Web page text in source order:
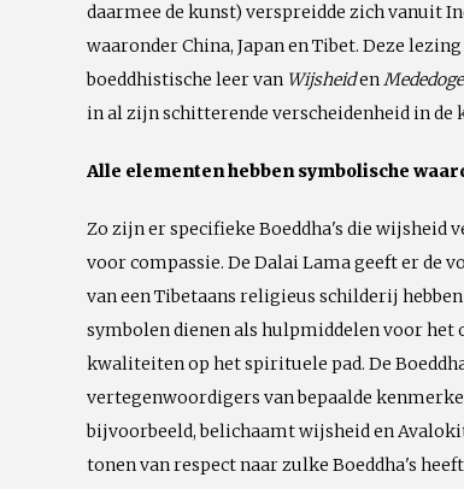
daarmee de kunst) verspreidde zich vanuit
waaronder China, Japan en Tibet. Deze
boeddhistische leer van Wijsheiden
in al zijn schitterende verscheidenheid in de
Alle elementen hebben symbolische
Zo zijn er specifieke Boeddha's die wijsheid
voor compassie. De Dalai Lama geeft er de
van een Tibetaans religieus schilderij
symbolen dienen als hulpmiddelen voor
kwaliteiten op het spirituele pad. De
vertegenwoordigers van bepaalde
bijvoorbeeld, belichaamt wijsheid en
tonen van respect naar zulke Boeddha's